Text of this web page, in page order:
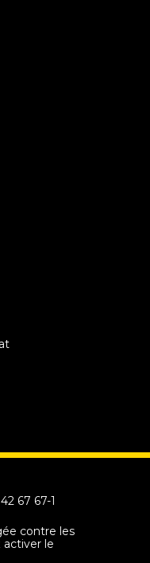
67 67-1
contre les
activer le